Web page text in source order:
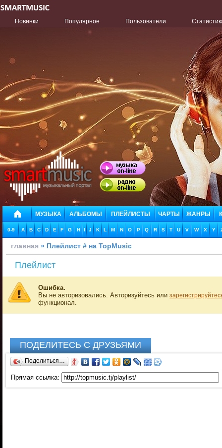
Новинки Популярное Пользователи
МУЗЫКА АЛЬБОМЫ ПЛЕЙЛИСТЫ ЧАРТЫ ЖАНРЫ
0-9 A B C D E F G H I J K L M N O P Q R S T U V W X Y
главная » Плейлист # на TopMusic
Плейлист
Ошибка.
Вы не авторизовались. Авторизуйтесь или
функционал.
ПОДЕЛИТЕСЬ С ДРУЗЬЯМИ
Поделиться…
Прямая ссылка: